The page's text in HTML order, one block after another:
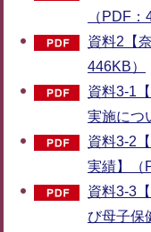
（PDF：
資料2【
446KB）
資料3-1
実施につ
資料3-2
実績】（
資料3-3
び母子保